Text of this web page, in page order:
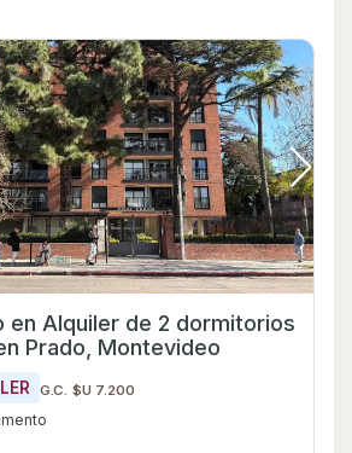
en Alquiler de 2 dormitorios
en Prado, Montevideo
G.C. $U 7.200